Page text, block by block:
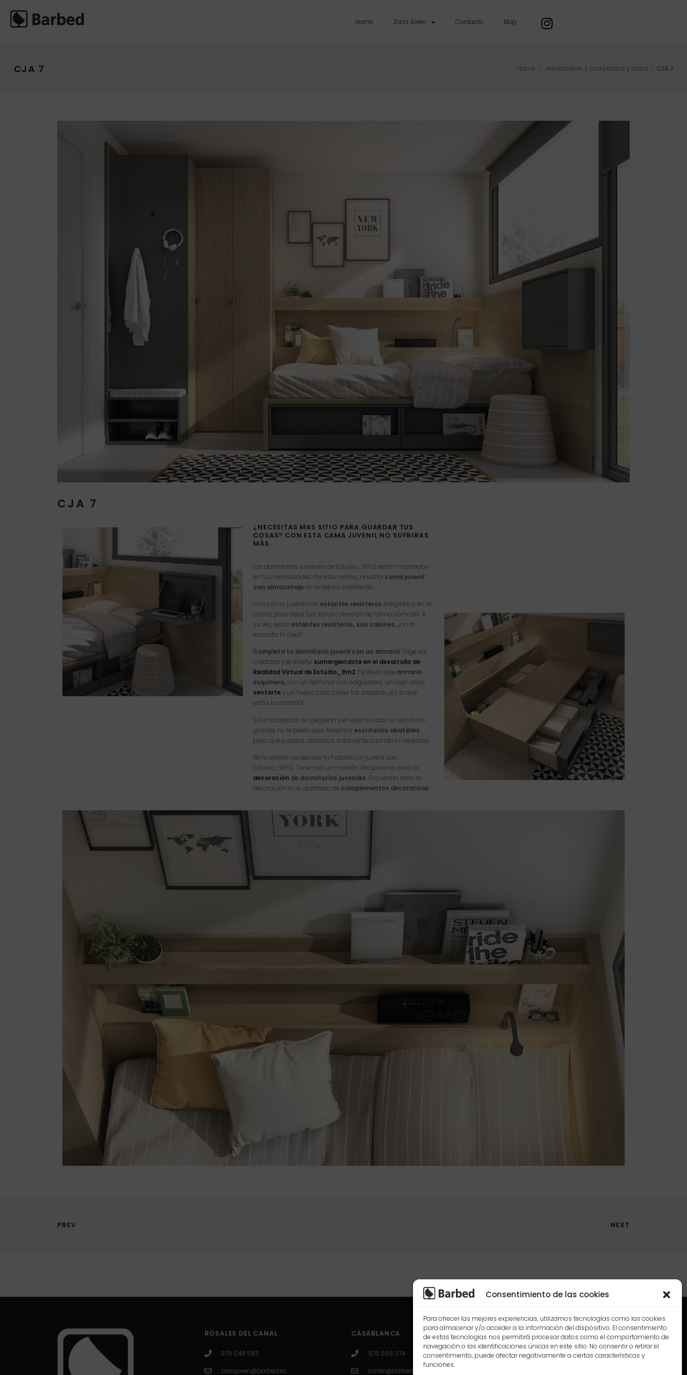
Consentimiento de las cookies
Para ofrecer las mejores experiencias, utilizamos tecnologías como las cookies
para almacenar y/o acceder a la información del dispositivo. El consentimiento
de estas tecnologías nos permitirá procesar datos como el comportamiento de
navegación o las identificaciones únicas en este sitio. No consentir o retirar el
consentimiento, puede afectar negativamente a ciertas características y
funciones.
Home Zona Joven Contacto Blog
CJA 7 Home / Adolescente / compactas y nidos / CJA 7
CJA 7
¿NECESITAS MAS SITIO PARA GUARDAR TUS
COSAS? CON ESTA CAMA JUVENIL NO SUFRIRAS
MÁS.
Los dormitorios juveniles de Estudio_9m2 están inspirados
en tus necesidades. Por este motivo, nuestra cama juvenil
con almacenaje no te dejará indiferente.
Una cama juvenil con estantes revisteros integrados en la
cama, para dejar tus libros o revistas de forma cómoda. A
su vez, estos estantes revisteros, son cajones, ¿no te
encanta la idea?
Completa tu dormitorio juvenil con un armario . Elige las
medidas y el diseño sumergiendote en el desarrollo de
Realidad Virtual de Estudio_9m2 . Fíjate en este armario
esquinero, con un terminal con colgadores, un cojín para
sentarte y un hueco para poner los zapatos. ¿Es lo que
estás buscando?
Si tu habitación es pequeña y en ella no cabe un escritorio
grande, no te preocupes, tenemos escritorios abatibles
para que puedas utilizarlos solamente cuando lo necesites.
No te olvides de decorar tu habitación juvenil con
Estudio_9m2. Tenemos un montón de opciones para la
decoración de dormitorios juveniles . Encuentra toda la
decoración en el apartado de complementos decorativos
PREV NEXT
ROSALES DEL CANAL
976 048 583
zonajoven@barbed.es
CASABLANCA
976 568 074
correo@barbed.es